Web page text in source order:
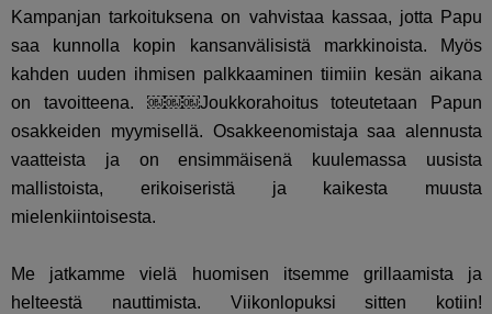
Kampanjan tarkoituksena on vahvistaa kassaa, jotta Papu
saa kunnolla kopin kansanvälisistä markkinoista. Myös
kahden uuden ihmisen palkkaaminen tiimiin kesän aikana
on tavoitteena. ￼￼￼Joukkorahoitus toteutetaan Papun
osakkeiden myymisellä. Osakkeenomistaja saa alennusta
vaatteista ja on ensimmäisenä kuulemassa uusista
mallistoista, erikoiseristä ja kaikesta muusta
mielenkiintoisesta.
Me jatkamme vielä huomisen itsemme grillaamista ja
helteestä nauttimista. Viikonlopuksi sitten kotiin!